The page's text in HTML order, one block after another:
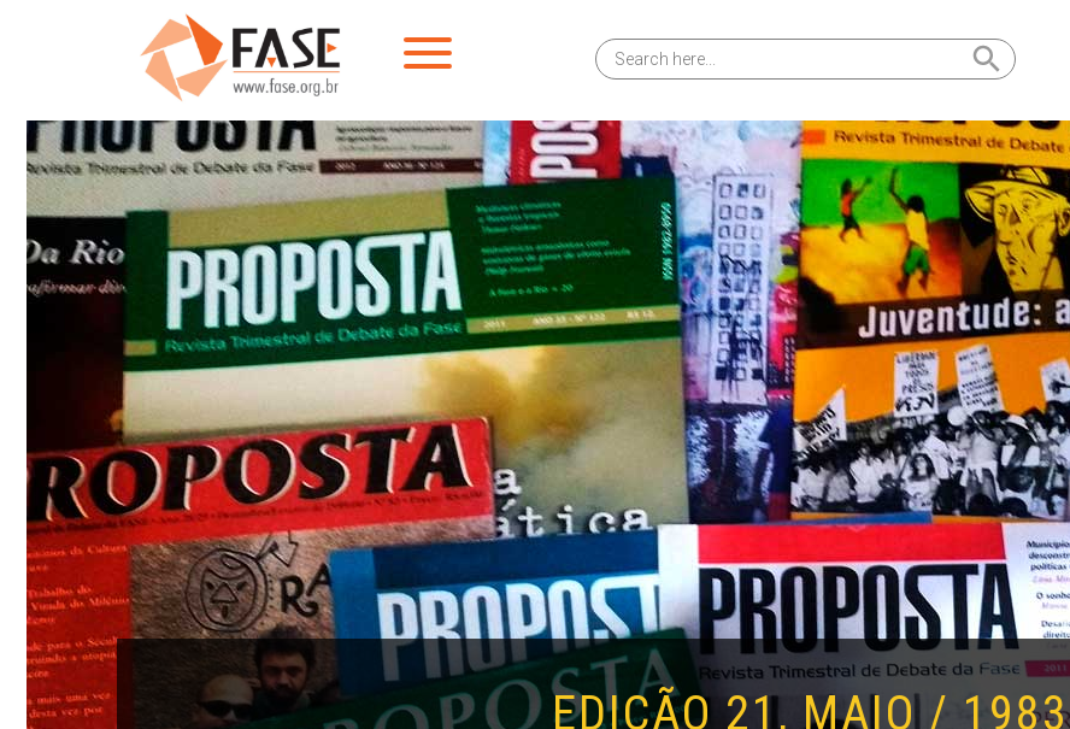
Search
for:
Search Button
EDIÇÃO 21, MAIO / 1983